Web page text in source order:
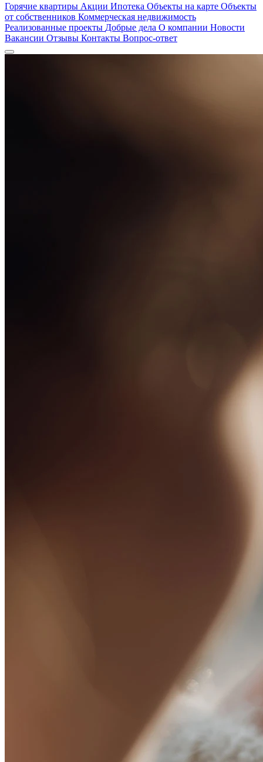
Горячие квартиры Акции Ипотека Объекты на карте Объекты
от собственников Коммерческая недвижимость
Реализованные проекты Добрые дела О компании Новости
Вакансии Отзывы Контакты Вопрос-ответ